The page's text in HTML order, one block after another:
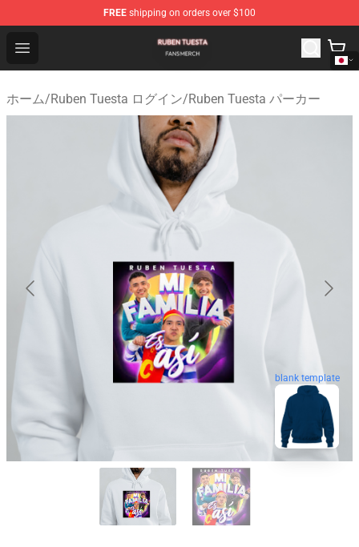
FREE shipping on orders over $100
Open menu
Ruben Tuesta Shop - Official Ruben Tuesta Merchandise
ホーム/Ruben Tuesta ログイン/Ruben Tuesta パーカー
blank template